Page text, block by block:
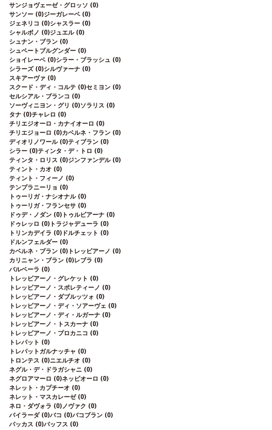
サンジョヴェーゼ・グロッソ (0)
サンソー (0)ジーガレーベ (0)
ジェネリコ (0)シャスラー (0)
シャルボノ (0)ジュエル (0)
シュナン・ブラン (0)
シュペートブルグンダー (0)
ショイレーベ (0)シラー・ブラッシュ (0)
シラーズ (0)シルヴァーナ (0)
スキアーヴァ (0)
スクード・ディ・コルテ (0)セミヨン (0)
セルシアル・ブランコ (0)
ソーヴィニヨン・グリ (0)ソラリス (0)
タナ (0)チャレロ (0)
チリエジオーロ・カナイオーロ (0)
チリエジョーロ (0)カベルネ・フラン (0)
ディオリノワール (0)ティブラン (0)
シラー (0)ティンタ・デ・トロ (0)
ティンタ・ロリス (0)ジンファンデル (0)
ティント・カオ (0)
ティント・フィーノ (0)
テンプラニーリョ (0)
トゥーリガ・ナシオナル (0)
トゥーリガ・フランセサ (0)
ドゥデ・ノダン (0)トゥルビアーナ (0)
ドゥレッロ (0)トラジャデューラ (0)
トリンカデイラ (0)ドルチェット (0)
ドルンフェルダー (0)
カベルネ・ブラン (0)トレッビアーノ (0)
カリニャン・ブラン (0)レブラ (0)
バルベーラ (0)
トレッビアーノ・グレケット (0)
トレッビアーノ・スポレティーノ (0)
トレッビアーノ・ダブルッツォ (0)
トレッビアーノ・ディ・ソアーヴェ (0)
トレッビアーノ・ディ・ルガーナ (0)
トレッビアーノ・トスカーナ (0)
トレッビアーノ・プロカニコ (0)
トレパット (0)
トレパットガルナッチャ (0)
トロンテス (0)ニエルチオ (0)
ネグル・デ・ドラガシャニ (0)
ネグロアマーロ (0)ネッビオーロ (0)
ネレット・カプチーオ (0)
ネレット・マスカレーゼ (0)
ネロ・ダヴォラ (0)ノヴァク (0)
バイラーダ (0)バコ (0)バコブラン (0)
バッカス (0)バッフス (0)